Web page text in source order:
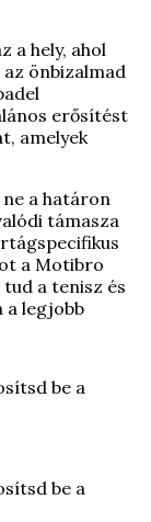
a hely, ahol
önbizalmad
erősítést
amelyek
a határon
támasza
a Motibro
a tenisz és
a legjobb
be a
be a